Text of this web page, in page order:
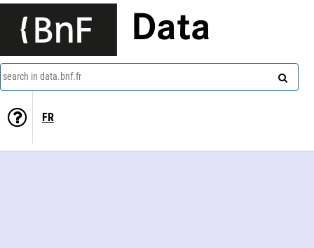
Data
search in data.bnf.fr
FR